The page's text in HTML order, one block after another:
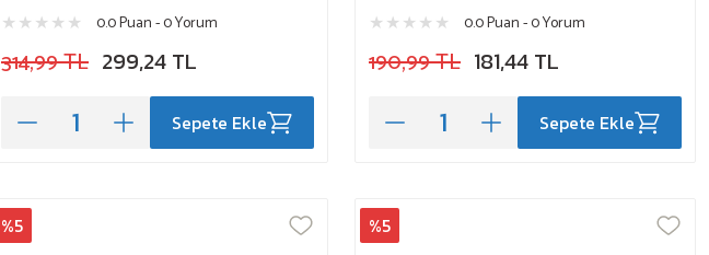
0.0 Puan - 0 Yorum
314,99 TL 299,24 TL
Sepete Ekle
0.0 Puan - 0 Yorum
190,99 TL 181,44 TL
Sepete Ekle
%5
%5